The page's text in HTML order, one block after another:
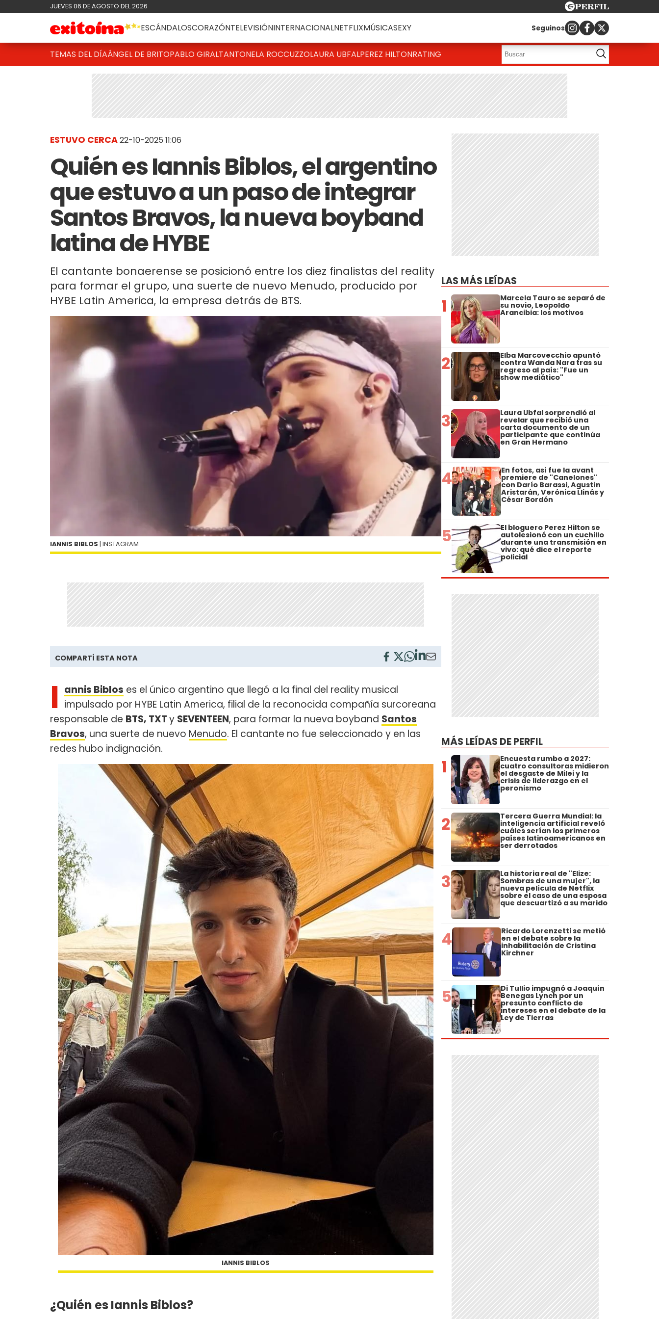
JUEVES 06 DE AGOSTO DEL 2026
ESCÁNDALOSCORAZÓNTELEVISIÓNINTERNACIONALNETFLIXMÚSICASEXY Seguinos
TEMAS DEL DÍAÁNGEL DE BRITOPABLO GIRALTANTONELA ROCCUZZOLAURA UBFALPEREZ HILTONRATING
ESTUVO CERCA22-10-2025 11:06
Quién es Iannis Biblos, el argentino
que estuvo a un paso de integrar
Santos Bravos, la nueva boyband
latina de HYBE
El cantante bonaerense se posicionó entre los diez finalistas del reality
para formar el grupo, una suerte de nuevo Menudo, producido por
HYBE Latin America, la empresa detrás de BTS.
IANNIS BIBLOS | INSTAGRAM
COMPARTÍ ESTA NOTA
I annis Biblos es el único argentino que llegó a la final del reality musical
impulsado por HYBE Latin America, filial de la reconocida compañía surcoreana
responsable de BTS, TXTy SEVENTEEN, para formar la nueva boyband Santos
Bravos, una suerte de nuevo Menudo. El cantante no fue seleccionado y en las
redes hubo indignación.
IANNIS BIBLOS
¿Quién es Iannis Biblos?
LAS MÁS LEÍDAS
1 Marcela Tauro se separó de
su novio, Leopoldo
Arancibia: los motivos
2 Elba Marcovecchio apuntó
contra Wanda Nara tras su
regreso al país: "Fue un
show mediático"
3 Laura Ubfal sorprendió al
revelar que recibió una
carta documento de un
participante que continúa
en Gran Hermano
4 En fotos, así fue la avant
premiere de "Canelones"
con Darío Barassi, Agustín
Aristarán, Verónica Llinás y
César Bordón
5 El bloguero Perez Hilton se
autolesionó con un cuchillo
durante una transmisión en
vivo: qué dice el reporte
policial
MÁS LEÍDAS DE PERFIL
1 Encuesta rumbo a 2027:
cuatro consultoras midieron
el desgaste de Milei y la
crisis de liderazgo en el
peronismo
2 Tercera Guerra Mundial: la
inteligencia artificial reveló
cuáles serían los primeros
países latinoamericanos en
ser derrotados
3 La historia real de "Elize:
Sombras de una mujer", la
nueva película de Netflix
sobre el caso de una esposa
que descuartizó a su marido
4 Ricardo Lorenzetti se metió
en el debate sobre la
inhabilitación de Cristina
Kirchner
5 Di Tullio impugnó a Joaquín
Benegas Lynch por un
presunto conflicto de
intereses en el debate de la
Ley de Tierras